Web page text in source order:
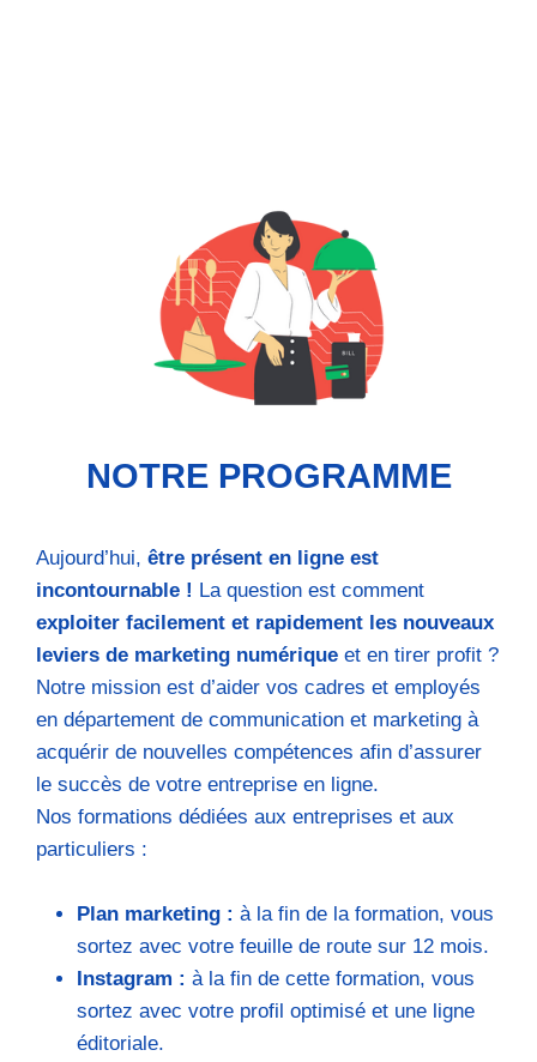
NOTRE PROGRAMME
Aujourd’hui, être présent en ligne est
incontournable ! La question est comment
exploiter facilement et rapidement les nouveaux
leviers de marketing numérique et en tirer profit ?
Notre mission est d’aider vos cadres et employés
en département de communication et marketing à
acquérir de nouvelles compétences afin d’assurer
le succès de votre entreprise en ligne.
Nos formations dédiées aux entreprises et aux
particuliers :
Plan marketing : à la fin de la formation, vous
sortez avec votre feuille de route sur 12 mois.
Instagram : à la fin de cette formation, vous
sortez avec votre profil optimisé et une ligne
éditoriale.